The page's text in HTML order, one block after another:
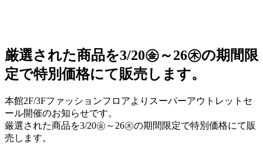
厳選された商品を3/20㊎～26㊍の期間限
定で特別価格にて販売します。
本館2F/3Fファッションフロアよりスーパーアウトレットセ
ール開催のお知らせです。
厳選された商品を3/20㊎～26㊍の期間限定で特別価格にて販
売します。